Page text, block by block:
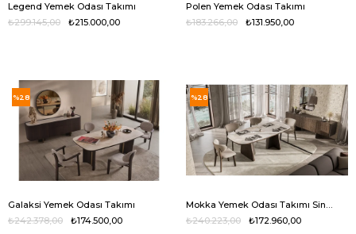
Legend Yemek Odası Takımı
₺215.000,00
₺299.145,00
Polen Yemek Odası Takımı
₺131.950,00
₺183.266,00
Galaksi Yemek Odası Takımı
₺174.500,00
₺242.378,00
%28
₺172.960,00
₺240.223,00
%28